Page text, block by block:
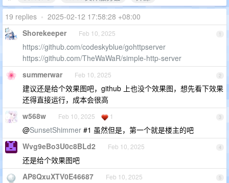
19 replies • 2025-02-12 17:58:28 +08:00
1
Shorekeeper Feb 10, 2025
https://github.com/codeskyblue/gohttpserver
https://github.com/TheWaWaR/simple-http-server
2
summerwar Feb 10, 2025
建议还是给个效果图吧，github 上也没个效果图，想先看下效果
还得直接运行，成本会很高
3
w568w Feb 10, 2025 1
@SunsetShimmer #1 虽然但是，第一个就是楼主的吧
4
Wvg9eBo3U0c8BLd2 Feb 10, 2025
还是给个效果图吧
5
AP8QxuXTV0E46687 Feb 10, 2025